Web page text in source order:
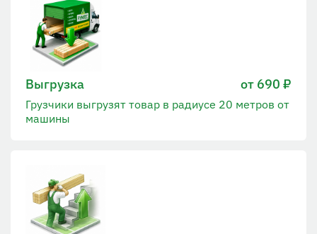
Выгрузка от 690 ₽
Грузчики выгрузят товар в радиусе 20 метров от
машины